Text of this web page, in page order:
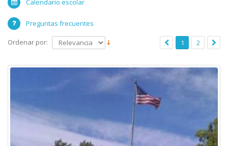
Calendario escolar
Preguntas frecuentes
Ordenar por: 1 2